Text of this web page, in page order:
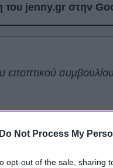
Do Not Process My
opt-out of the sale, sharing
του jenny.gr στην
εποπτικού
στην Meta,
για τογυμνό στήθος.
συμβούλιο της